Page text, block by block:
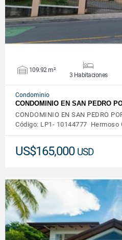
109.92 m²
3 Habitaciones
Condominio
CONDOMINIO EN SAN PEDRO
CONDOMINIO EN SAN PEDRO
Código: LP1- 10144777 Hermoso
US$165,000 USD